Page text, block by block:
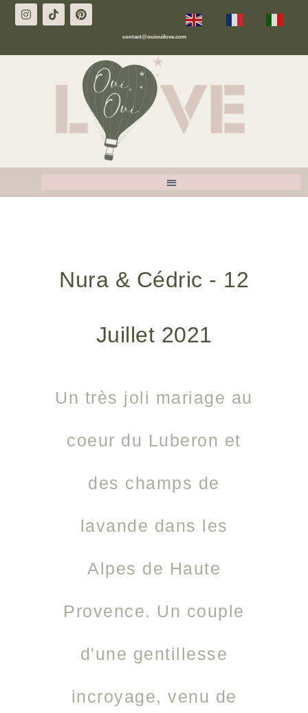
contact@ouiouilove.com
Nura & Cédric - 12
Juillet 2021
Un très joli mariage au
coeur du Luberon et
des champs de
lavande dans les
Alpes de Haute
Provence. Un couple
d'une gentillesse
incroyage, venu de